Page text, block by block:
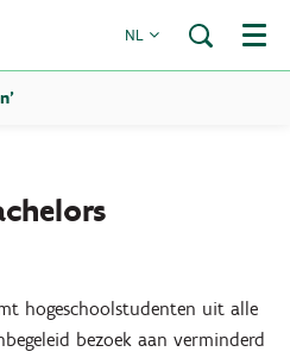
NL Menu
hogeschoolstudenten uit alle
bezoek aan verminderd